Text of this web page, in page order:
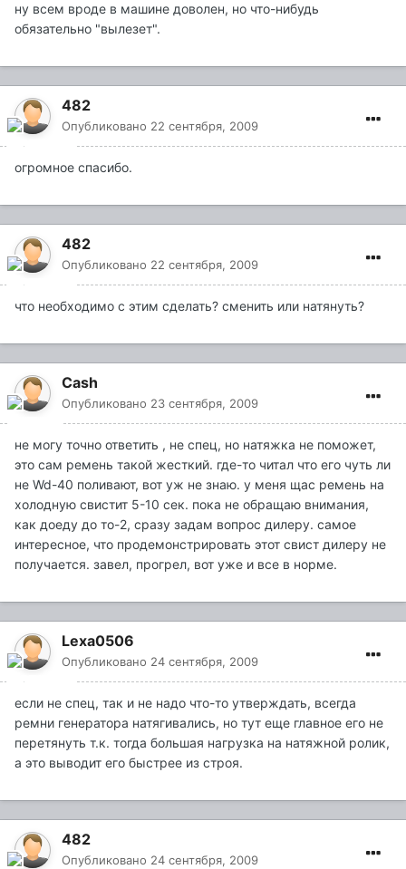
ну всем вроде в машине доволен, но что-нибудь
обязательно "вылезет".
482
Опубликовано 22 сентября, 2009
огромное спасибо.
482
Опубликовано 22 сентября, 2009
что необходимо с этим сделать? сменить или натянуть?
Cash
Опубликовано 23 сентября, 2009
не могу точно ответить , не спец, но натяжка не поможет,
это сам ремень такой жесткий. где-то читал что его чуть ли
не Wd-40 поливают, вот уж не знаю. у меня щас ремень на
холодную свистит 5-10 сек. пока не обращаю внимания,
как доеду до то-2, сразу задам вопрос дилеру. самое
интересное, что продемонстрировать этот свист дилеру не
получается. завел, прогрел, вот уже и все в норме.
Lexa0506
Опубликовано 24 сентября, 2009
если не спец, так и не надо что-то утверждать, всегда
ремни генератора натягивались, но тут еще главное его не
перетянуть т.к. тогда большая нагрузка на натяжной ролик,
а это выводит его быстрее из строя.
482
Опубликовано 24 сентября, 2009